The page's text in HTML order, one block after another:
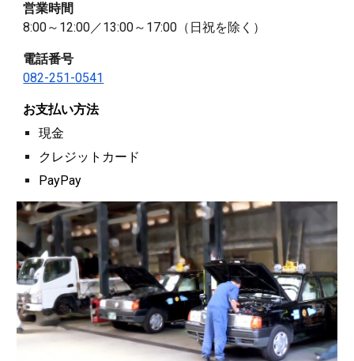
営業時間
8:00～12:00／13:00～17:00（日祝を除く）
電話番号
082-251-0541
お支払い方法
現金
クレジットカード
PayPay